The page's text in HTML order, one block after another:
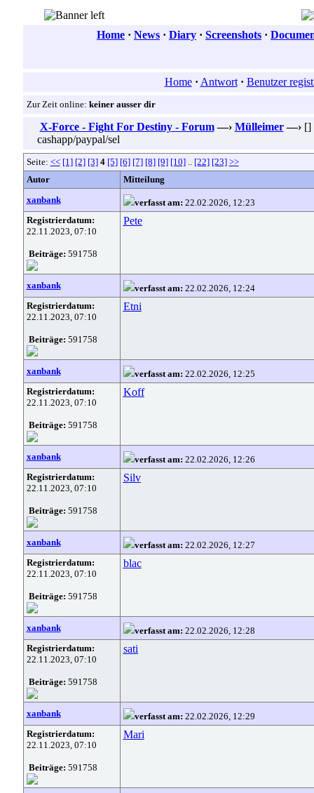
Home · News · Diary · Screenshots ·
Home · Antwort · Benutzer
Zur Zeit online: keiner ausser dir
X-Force - Fight For Destiny - Forum —› Mülleimer —›[]
cashapp/paypal/sel
Seite: << [1] [2] [3] 4 [5] [6] [7] [8] [9] [10].. [22] [23] >>
Autor
Mitteilung
xanbank
verfasst am: 22.02.2026, 12:23
Registrierdatum:
22.11.2023, 07:10
Beiträge: 591758
Pete
xanbank verfasst am: 22.02.2026, 12:24
Registrierdatum:
22.11.2023, 07:10
Beiträge: 591758
Etni
xanbank verfasst am: 22.02.2026, 12:25
Registrierdatum:
22.11.2023, 07:10
Beiträge: 591758
Koff
xanbank verfasst am: 22.02.2026, 12:26
Registrierdatum:
22.11.2023, 07:10
Beiträge: 591758
Silv
xanbank verfasst am: 22.02.2026, 12:27
Registrierdatum:
22.11.2023, 07:10
Beiträge: 591758
blac
xanbank verfasst am: 22.02.2026, 12:28
Registrierdatum:
22.11.2023, 07:10
Beiträge: 591758
sati
xanbank verfasst am: 22.02.2026, 12:29
Registrierdatum:
22.11.2023, 07:10
Beiträge: 591758
Mari